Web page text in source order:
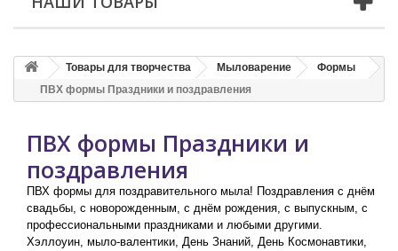
Товары для творчества Мыловарение
Формы
ПВХ формы Праздники и поздравления
ПВХ формы Праздники и
поздравления
ПВХ формы для поздравительного мыла! Поздравления с днём
свадьбы, с новорожденным, с днём рождения, с выпускным, с
профессиональными праздниками и любыми другими.
Хэллоуин, мыло-валентики, День Знаний, День Космонавтики,